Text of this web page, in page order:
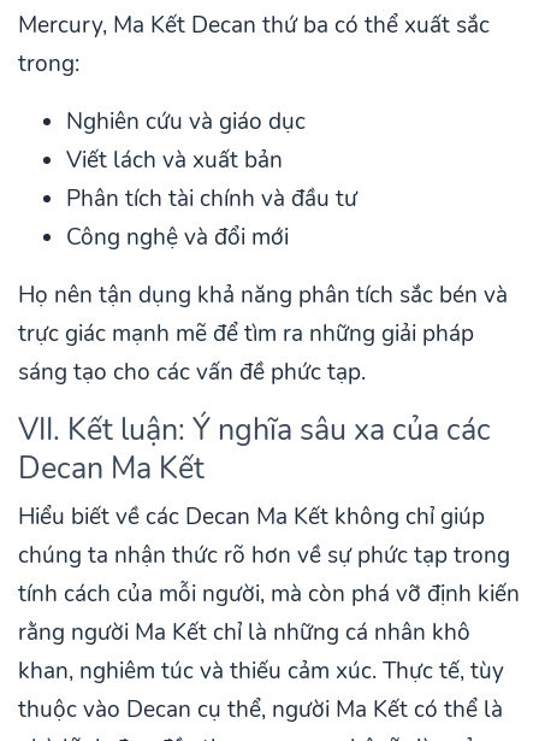
Mercury, Ma Kết Decan thứ ba có thể xuất sắc
trong:
Nghiên cứu và giáo dục
Viết lách và xuất bản
Phân tích tài chính và đầu tư
Công nghệ và đổi mới
Họ nên tận dụng khả năng phân tích sắc bén và
trực giác mạnh mẽ để tìm ra những giải pháp
sáng tạo cho các vấn đề phức tạp.
VII. Kết luận: Ý nghĩa sâu xa của các
Decan Ma Kết
Hiểu biết về các Decan Ma Kết không chỉ giúp
chúng ta nhận thức rõ hơn về sự phức tạp trong
tính cách của mỗi người, mà còn phá vỡ định kiến
rằng người Ma Kết chỉ là những cá nhân khô
khan, nghiêm túc và thiếu cảm xúc. Thực tế, tùy
thuộc vào Decan cụ thể, người Ma Kết có thể là